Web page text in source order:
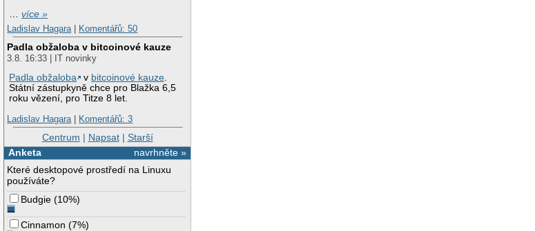
…více »
Ladislav Hagara| Komentářů: 50
Padla obžaloba v bitcoinové kauze
3.8. 16:33 | IT novinky
Padla obžaloba
v bitcoinové kauze.
Státní zástupkyně chce pro Blažka 6,5
roku vězení, pro Titze 8 let.
Ladislav Hagara| Komentářů: 3
Centrum | Napsat| Starší
navrhněte »
Anketa
Které desktopové prostředí na Linuxu
používáte?
Budgie (10%)
Cinnamon (7%)